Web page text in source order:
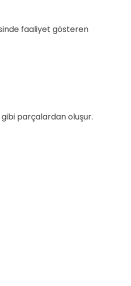
faaliyet gösteren
parçalardan oluşur.